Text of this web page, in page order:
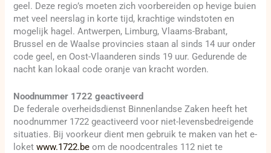
geel. Deze regio’s moeten zich voorbereiden op hevige buien
met veel neerslag in korte tijd, krachtige windstoten en
mogelijk hagel. Antwerpen, Limburg, Vlaams-Brabant,
Brussel en de Waalse provincies staan al sinds 14 uur onder
code geel, en Oost-Vlaanderen sinds 19 uur. Gedurende de
nacht kan lokaal code oranje van kracht worden.
Noodnummer 1722 geactiveerd
De federale overheidsdienst Binnenlandse Zaken heeft het
noodnummer 1722 geactiveerd voor niet-levensbedreigende
situaties. Bij voorkeur dient men gebruik te maken van het e-
loketwww.1722.be om de noodcentrales 112 niet te